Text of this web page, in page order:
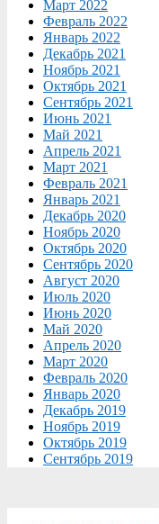
Март 2022
Февраль 2022
Январь 2022
Декабрь 2021
Ноябрь 2021
Октябрь 2021
Сентябрь 2021
Июнь 2021
Май 2021
Апрель 2021
Март 2021
Февраль 2021
Январь 2021
Декабрь 2020
Ноябрь 2020
Октябрь 2020
Сентябрь 2020
Август 2020
Июль 2020
Июнь 2020
Май 2020
Апрель 2020
Март 2020
Февраль 2020
Январь 2020
Декабрь 2019
Ноябрь 2019
Октябрь 2019
Сентябрь 2019